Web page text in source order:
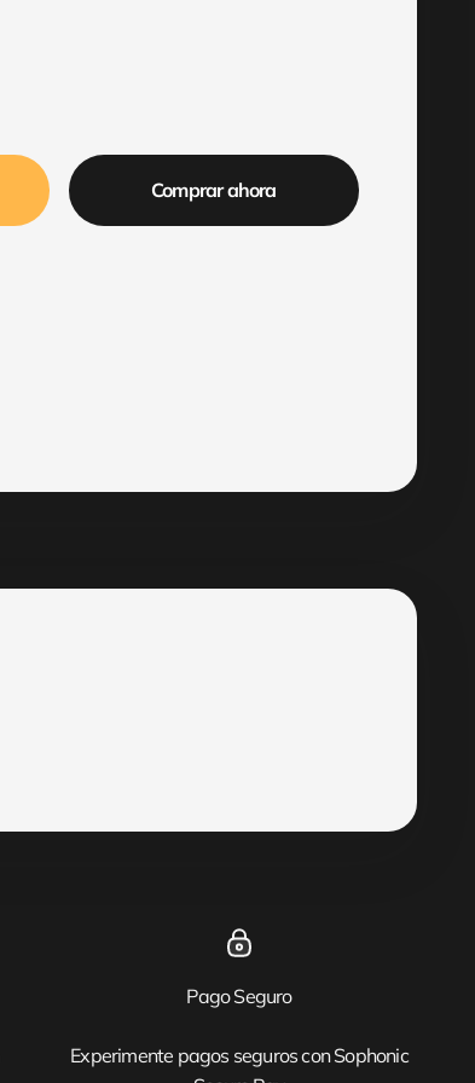
Comprar ahora
Pago Seguro
Experimente pagos seguros con Sophonic